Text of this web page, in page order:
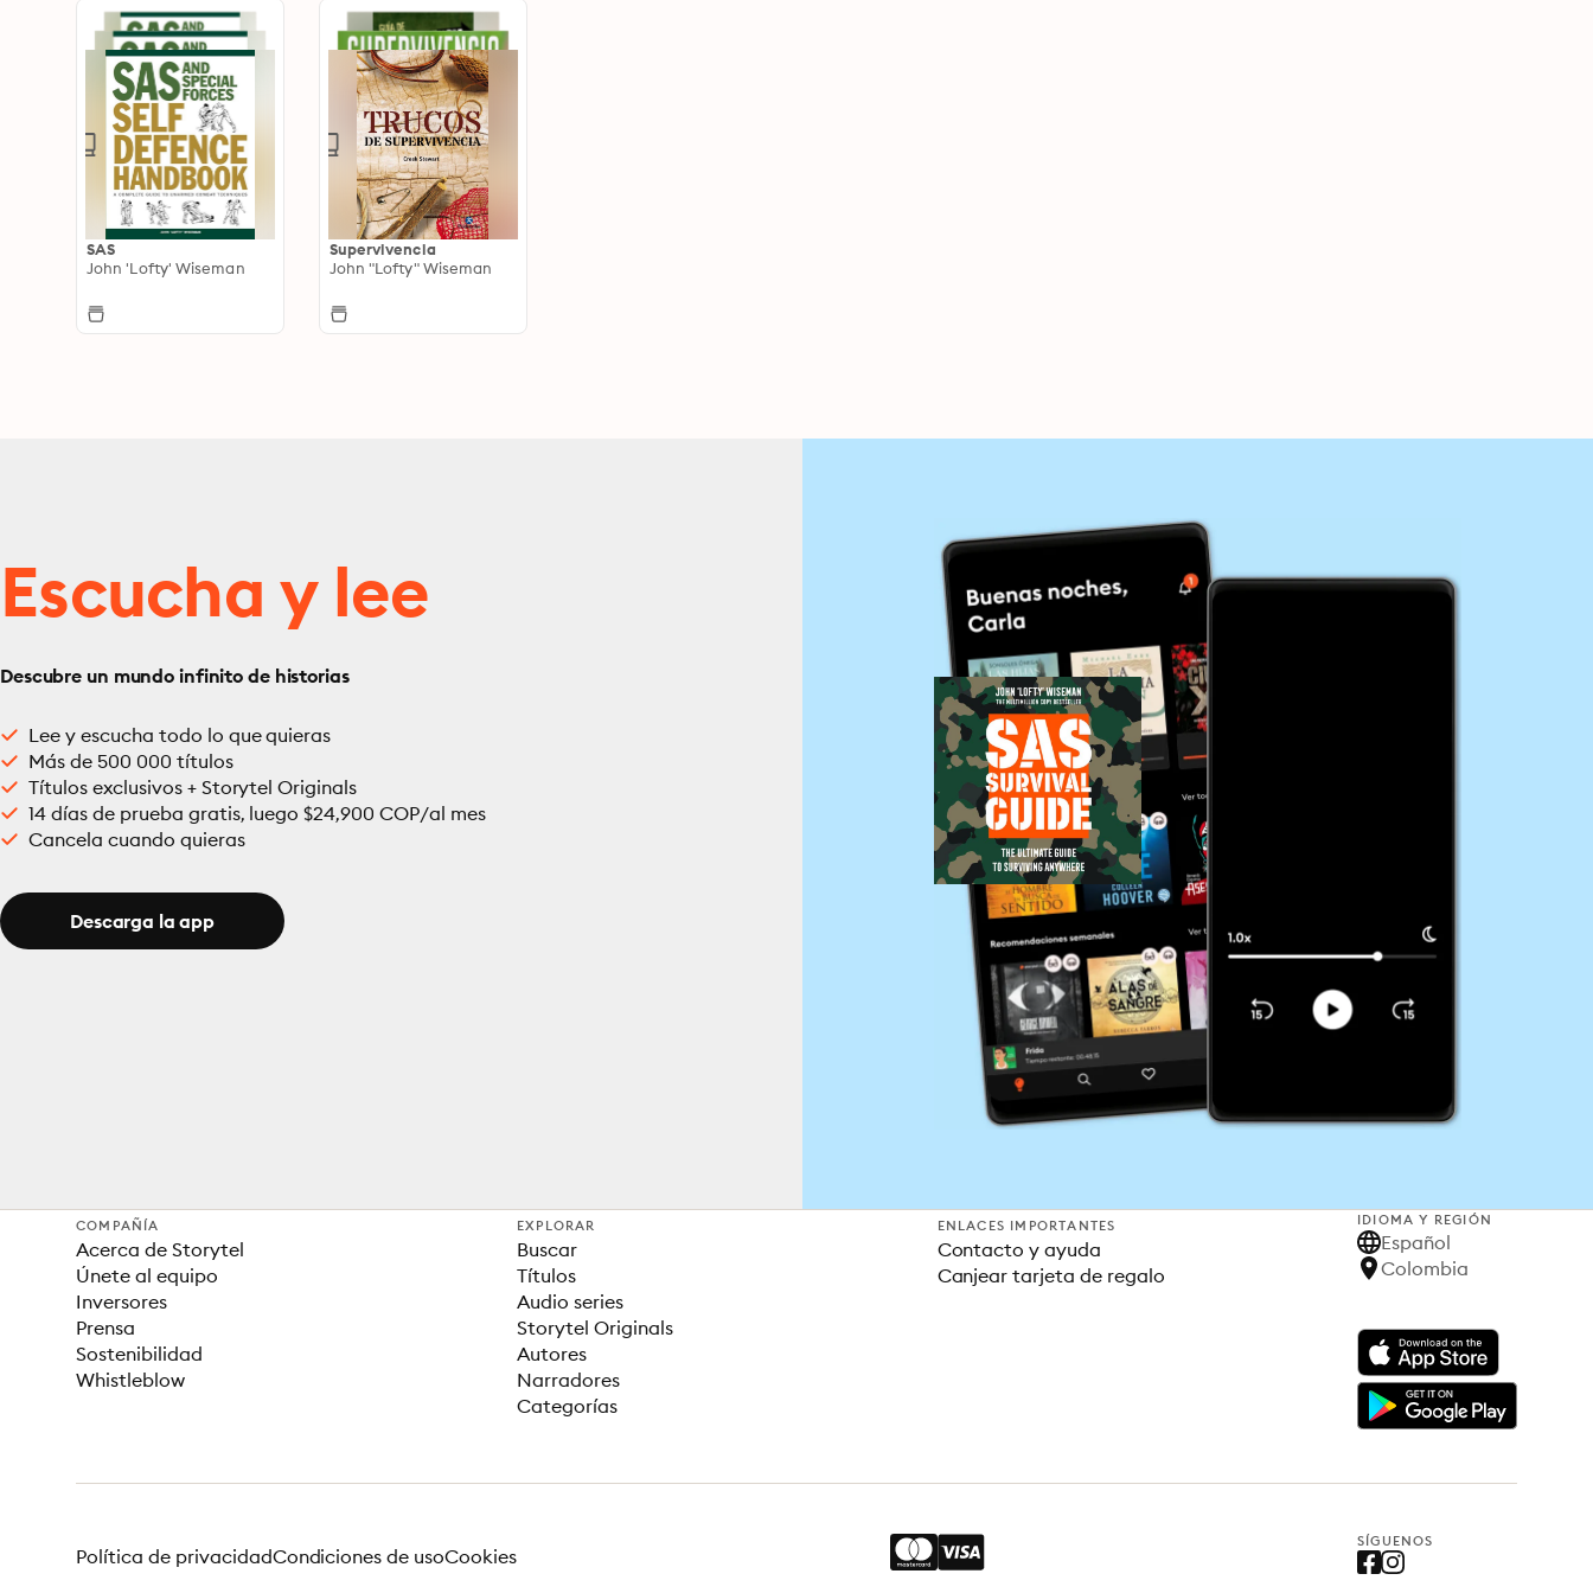
SAS
John 'Lofty' Wiseman
Supervivencia
John "Lofty" Wiseman
Escucha y lee
Descubre un mundo infinito de historias
Lee y escucha todo lo que quieras
Más de 500 000 títulos
Títulos exclusivos + Storytel Originals
14 días de prueba gratis, luego $24,900 COP/al mes
Cancela cuando quieras
Descarga la app
COMPAÑÍA
Acerca de Storytel
Únete al equipo
Inversores
Prensa
Sostenibilidad
Whistleblow
EXPLORAR
Buscar
Títulos
Audio series
Storytel Originals
Autores
Narradores
Categorías
ENLACES IMPORTANTES
Contacto y ayuda
Canjear tarjeta de regalo
IDIOMA Y REGIÓN
Español
Colombia
SÍGUENOS
Política de privacidadCondiciones de usoCookies